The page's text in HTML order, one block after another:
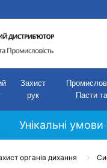
Захист
рук
Пасти
Унікальні
органів дихання